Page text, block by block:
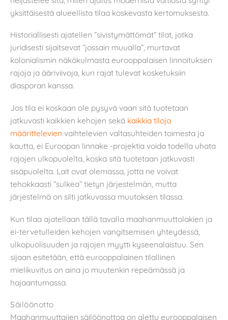
yksittäisestä alueellista tilaa koskevasta kertomuksesta.
Historiallisesti ajatellen ”sivistymättömät” tilat, jotka
juridisesti sijaitsevat ”jossain muualla”, murtavat
kolonialismin näkökulmasta eurooppalaisen linnoituksen
rajoja ja ääriviivoja, kun rajat tulevat kosketuksiin
diasporan kanssa.
Jos tila ei koskaan ole pysyvä vaan sitä tuotetaan
jatkuvasti kaikkien kehojen sekä kaikkia tiloja
määrittelevien vaihtelevien valtasuhteiden toimesta ja
kautta, ei Euroopan linnake -projektia voida todella uhata
rajojen ulkopuolelta, koska sitä tuotetaan jatkuvasti
sisäpuolelta. Lait ovat olemassa, jotta ne voivat
tehokkaasti ”sulkea” tietyn järjestelmän, mutta
järjestelmä on silti jatkuvassa muutoksen tilassa.
Kun tilaa ajatellaan tällä tavalla maahanmuuttolakien ja
ei-tervetulleiden kehojen vangitsemisen yhteydessä,
ulkopuolisuuden ja rajojen myytti kyseenalaistuu. Sen
sijaan esitetään, että eurooppalainen tilallinen
mielikuvitus on aina jo muutenkin repeämässä ja
hajaantumassa.
Säilöönotto
Maahanmuuttajien säilöönottoa on alettu eurooppalaisen